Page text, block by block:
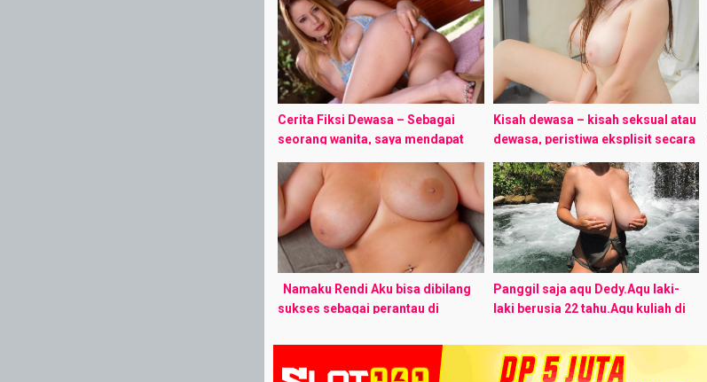
dia tinggal di salah satu
perumahan yang tidak jauh dari
rumahku, ...
dimana para murid sudah
berhamburan pulang,
senyumannya tambah lebar ...
Cerita Fiksi Dewasa – Sebagai
seorang wanita, saya mendapat
banyak pujian dari penggemar
saya yang menyebut saya sebagai
salah satu wanita tercantik saat
ini. ...
Kisah dewasa – kisah seksual atau
dewasa, peristiwa eksplisit secara
seksual dengan foto model di
antara pemotretan. Ini cerita
selengkapnya! Sahabat saya
adalah seorang ...
Namaku Rendi Aku bisa dibilang
sukses sebagai perantau di
punya pekerjaan dan income yang
stabil, cicilan mobilku sudah ...
Panggil saja aqu Dedy.Aqu laki-
laki berusia 22 tahu.Aqu kuliah di
bersama Auntyku.Auntyku
bernama Aunty Virny.Usianya